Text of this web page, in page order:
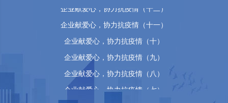
企业献爱心，协力抗疫情（十二）
企业献爱心，协力抗疫情（十一）
企业献爱心，协力抗疫情（十）
企业献爱心，协力抗疫情（九）
企业献爱心，协力抗疫情（八）
企业献爱心，协力抗疫情（七）